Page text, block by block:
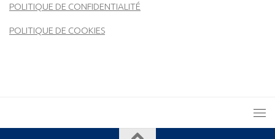
POLITIQUE DE CONFIDENTIALITÉ
POLITIQUE DE COOKIES